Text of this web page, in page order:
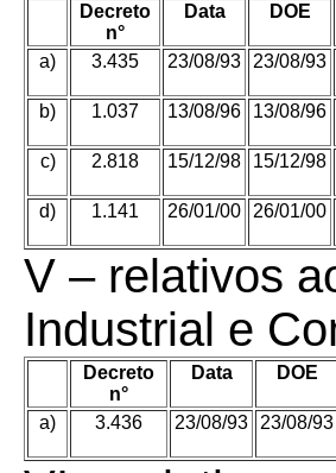
Decreto
n°
Data DOE
a) 3.435 23/08/93 23/08/93
b)
1.037 13/08/96 13/08/96
c)
2.818 15/12/98 15/12/98
d)
1.141 26/01/00 26/01/00
V – relativos
Industrial e
Decreto
n°
Data DOE
a) 3.436 23/08/93 23/08/93